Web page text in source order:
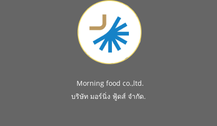
Morning food co.,ltd.
บริษัท มอร์นิ่ง ฟู้ดส์ จำกัด.